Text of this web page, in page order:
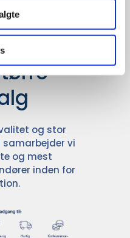
og stor
samarbejder vi
og mest
inden for